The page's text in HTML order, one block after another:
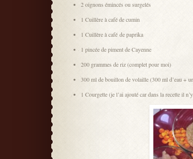
2 oignons émincés ou surgelés
1 Cuillère à café de cumin
1 Cuillère à café de paprika
1 pincée de piment de Cayenne
200 grammes de riz (complet pour moi)
300 ml de bouillon de volaille (300 ml d’eau +
1 Courgette (je l’ai ajouté car dans la recette il